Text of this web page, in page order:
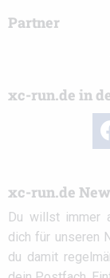
Partner
xc-run.de in
xc-run.de
Du willst immer
dich für unseren
du damit